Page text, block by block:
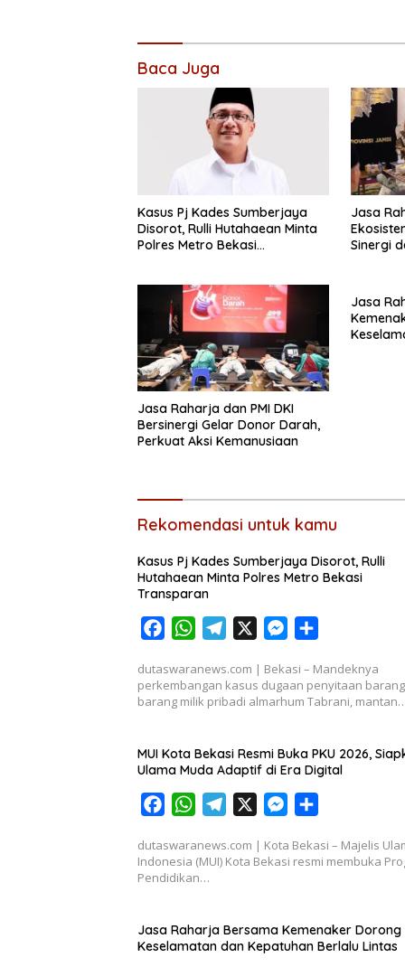
Baca Juga
Kasus Pj Kades Sumberjaya
Disorot, Rulli Hutahaean Minta
Polres Metro Bekasi
Jasa
Sinergi
Jasa Raharja dan PMI DKI
Bersinergi Gelar Donor Darah,
Perkuat Aksi Kemanusiaan
Jasa
Rekomendasi untuk kamu
Kasus Pj Kades Sumberjaya Disorot, Rulli
Hutahaean Minta Polres Metro Bekasi
Transparan
c
e
o
o
k
W
a
t
A
p
p
l
e
r
a
m
M
s
s
n
g
e
a
r
dutaswaranews.com | Bekasi – Mandeknya
perkembangan kasus dugaan penyitaan
barang milik pribadi almarhum Tabrani,
MUI Kota Bekasi Resmi Buka PKU 2026,
Ulama Muda Adaptif di Era Digital
c
e
o
o
W
a
t
p
l
r
a
M
s
n
g
a
dutaswaranews.com | Kota Bekasi – Majelis
Indonesia (MUI) Kota Bekasi resmi membuka
Pendidikan…
Jasa Raharja Bersama Kemenaker Dorong
Keselamatan dan Kepatuhan Berlalu Lintas